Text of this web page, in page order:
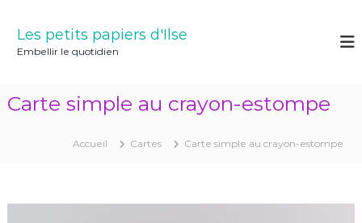
Les petits papiers d'Ilse
Embellir le quotidien
Carte simple au crayon-estompe
Accueil Cartes Carte simple au crayon-estompe